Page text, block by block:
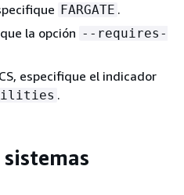
FARGATE .
la opción --requires-
especifique el indicador
.